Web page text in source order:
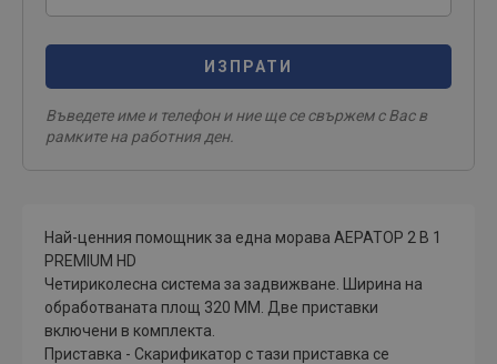
ИЗПРАТИ
Въведете име и телефон и ние ще се свържем с Вас в
рамките на работния ден.
Най-ценния помощник за една морава АЕРАТОР 2 В 1
PREMIUM HD
Четириколесна система за задвижване. Ширина на
обработваната площ 320 ММ. Две приставки
включени в комплекта.
Приставка - Скарификатор с тази приставка се